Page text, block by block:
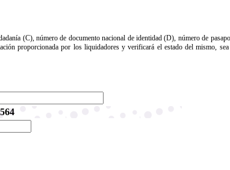
(C), número de documento nacional de identidad (D), número de
proporcionada por los liquidadores y verificará el estado del mismo,